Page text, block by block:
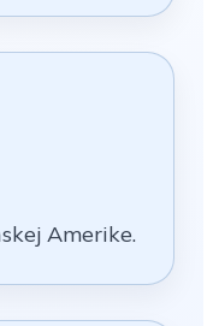
Amerike.